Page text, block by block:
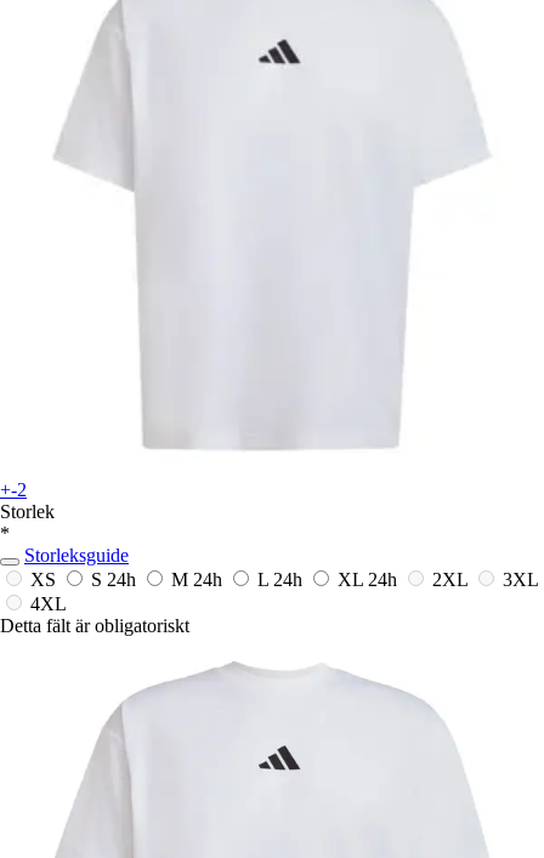
+-2
Storlek
*
Storleksguide
XS
S 24h M 24h L 24h XL 24h 2XL
3XL
4XL
Detta fält är obligatoriskt